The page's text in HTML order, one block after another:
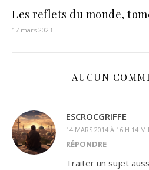
Les reflets du monde,
17 mars 2023
AUCUN
ESCROCGRIFFE
14 MARS 2014 À 16 H 14
RÉPONDRE
Traiter un sujet